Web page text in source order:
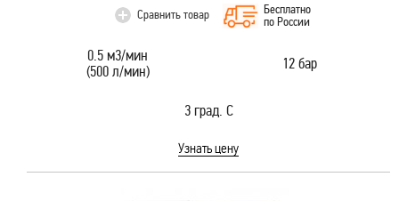
Сравнить товар
Бесплатно
по России
0.5 м3/мин
(500 л/мин)
12 бар
3 град. С
Узнать цену